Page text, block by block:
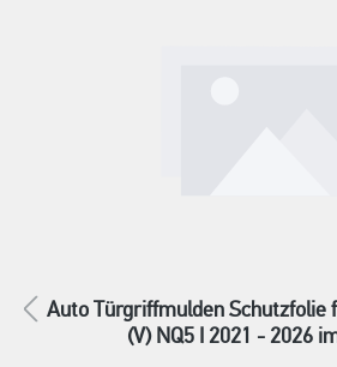
Auto Türgriffmulden Schutzfolie
(V) NQ5 I 2021 - 2026